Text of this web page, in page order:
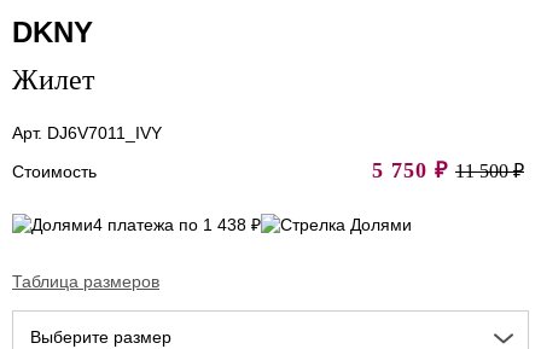
DKNY
Жилет
Арт. DJ6V7011_IVY
Стоимость
5 750 ₽ 11 500 ₽
4 платежа по 1 438 ₽
Таблица размеров
Выберите размер